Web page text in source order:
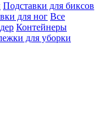
Подставки для биксов
для ног Все
Контейнеры
для уборки